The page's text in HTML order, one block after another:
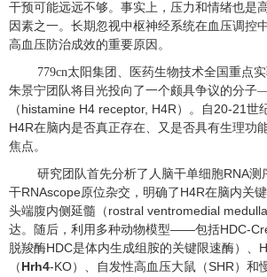
干预可能远远不够。事实上，压力和情绪也是
因素之一。长期忽视中枢神经系统在血压调控
高血压防治成效的重要原因。
779cn太阳集团、医药生物技术全国重点
朱景宁团队将目光投向了一个颇具争议的分
（ histamine H4 receptor, H4R ）。自 20-21 世
H4R在脑内是否真正存在、又是否具有生理功
焦点。
研究团队首先分析了人脑干单细胞RNA测
干RNAscope原位杂交，明确了 H4R在脑内关
头端腹内侧延髓（ rostral ventromedial medulla,
达。随后，利用多种动物模型——包括HDC-
脱羧酶HDC是体内生成组胺的关键限速酶）、
（ Hrh4-KO）、自发性高血压大鼠（SHR ）和